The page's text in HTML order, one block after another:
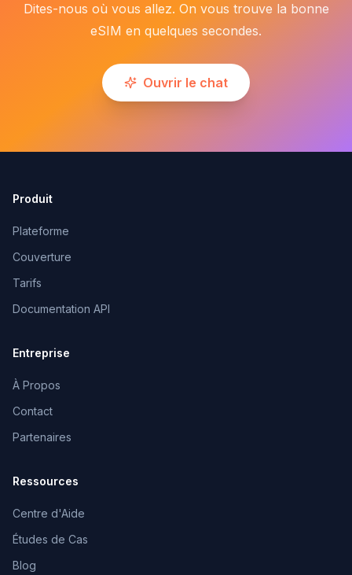
Dites-nous où vous allez. On vous trouve la bonne
eSIM en quelques secondes.
Ouvrir le chat
Produit
Plateforme
Couverture
Tarifs
Documentation API
Entreprise
À Propos
Contact
Partenaires
Ressources
Centre d'Aide
Études de Cas
Blog